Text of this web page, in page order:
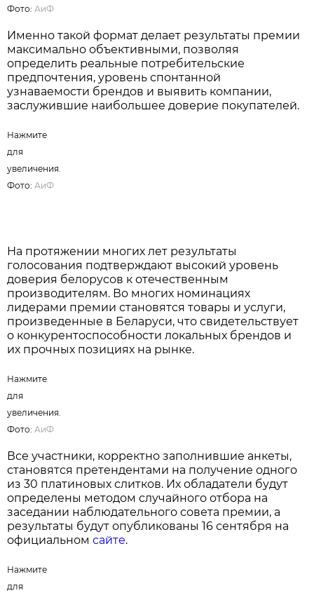
Фото:АиФ
Именно такой формат делает результаты премии
максимально объективными, позволяя
определить реальные потребительские
предпочтения, уровень спонтанной
узнаваемости брендов и выявить компании,
заслужившие наибольшее доверие покупателей.
Нажмите
для
увеличения.
Фото:АиФ
На протяжении многих лет результаты
голосования подтверждают высокий уровень
доверия белорусов к отечественным
производителям. Во многих номинациях
лидерами премии становятся товары и услуги,
произведенные в Беларуси, что свидетельствует
о конкурентоспособности локальных брендов и
их прочных позициях на рынке.
Нажмите
для
увеличения.
Фото:АиФ
Все участники, корректно заполнившие анкеты,
становятся претендентами на получение одного
из 30 платиновых слитков. Их обладатели будут
определены методом случайного отбора на
заседании наблюдательного совета премии, а
результаты будут опубликованы 16 сентября на
официальномсайте.
Нажмите
для